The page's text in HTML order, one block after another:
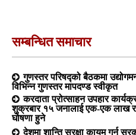
सम्बन्धित समाचार
गुणस्तर परिषद्को बैठकमा
विभिन्न गुणस्तर मापदण्ड स्वीकृत
करदाता प्रोत्साहन उपहार
शुक्रबार १५ जनालाई एक-एक लाख
घोषणा हुने
देशमा शान्ति सुरक्षा कायम गर्न